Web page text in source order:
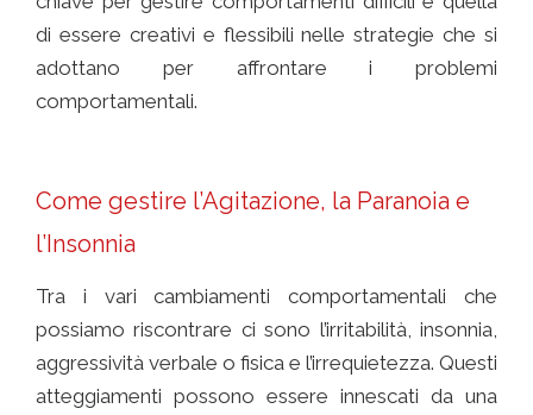
di essere creativi e flessibili nelle strategie che si
adottano per affrontare i problemi
comportamentali.
Come gestire l’Agitazione, la Paranoia e
l’Insonnia
Tra i vari cambiamenti comportamentali che
possiamo riscontrare ci sono l’irritabilità, insonnia,
aggressività verbale o fisica e l’irrequietezza. Questi
atteggiamenti possono essere innescati da una